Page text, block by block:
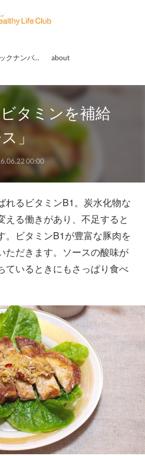
Lifeバックナンバー about
タミンを補給
」
00:00
れるビタミンB1。炭水化物な
える働きがあり、不足すると
。ビタミンB1が豊富な豚肉を
ただきます。ソースの酸味が
ているときにもさっぱり食べ